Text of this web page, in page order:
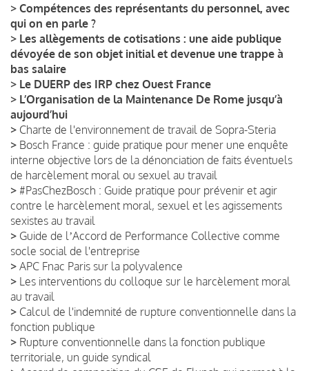
> Compétences des représentants du personnel, avec
qui on en parle ?
> Les allègements de cotisations : une aide publique
dévoyée de son objet initial et devenue une trappe à
bas salaire
> Le DUERP des IRP chez Ouest France
> L’Organisation de la Maintenance De Rome jusqu’à
aujourd’hui
> Charte de l'environnement de travail de Sopra-Steria
> Bosch France : guide pratique pour mener une enquête
interne objective lors de la dénonciation de faits éventuels
de harcèlement moral ou sexuel au travail
> #PasChezBosch : Guide pratique pour prévenir et agir
contre le harcèlement moral, sexuel et les agissements
sexistes au travail
> Guide de lʼAccord de Performance Collective comme
socle social de l'entreprise
> APC Fnac Paris sur la polyvalence
> Les interventions du colloque sur le harcèlement moral
au travail
> Calcul de l'indemnité de rupture conventionnelle dans la
fonction publique
> Rupture conventionnelle dans la fonction publique
territoriale, un guide syndical